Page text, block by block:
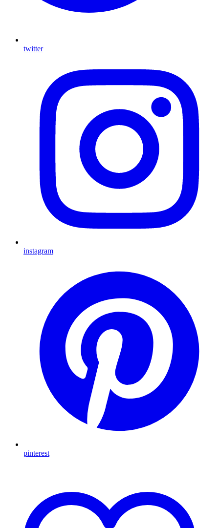
twitter
instagram
pinterest